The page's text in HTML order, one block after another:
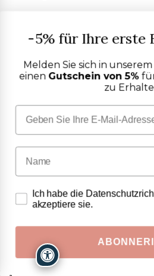
Warum
Wir sind die am stärksten
1.
Maßgefertigte Herstellung
Alle Artikel auf unserer Website werden
-5% für Ihre erste
Melden Sie sich in
einen Gutschein von 5%
zu
Ich habe die
akzeptiere sie.